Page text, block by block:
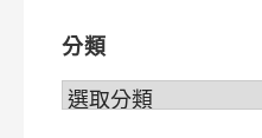
分類
分